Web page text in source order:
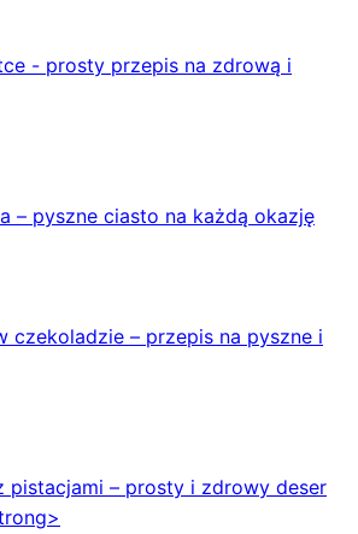
- prosty przepis na zdrową i
– pyszne ciasto na każdą okazję
czekoladzie – przepis na pyszne i
pistacjami – prosty i zdrowy deser